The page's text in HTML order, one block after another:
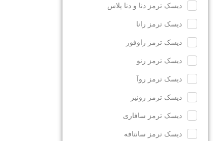
دیسک ترمز دنا و دنا پلاس
دیسک ترمز رانا
دیسک ترمز راوفور
دیسک ترمز رنو
دیسک ترمز روآ
دیسک ترمز رونیز
دیسک ترمز سافاری
دیسک ترمز سانتافه